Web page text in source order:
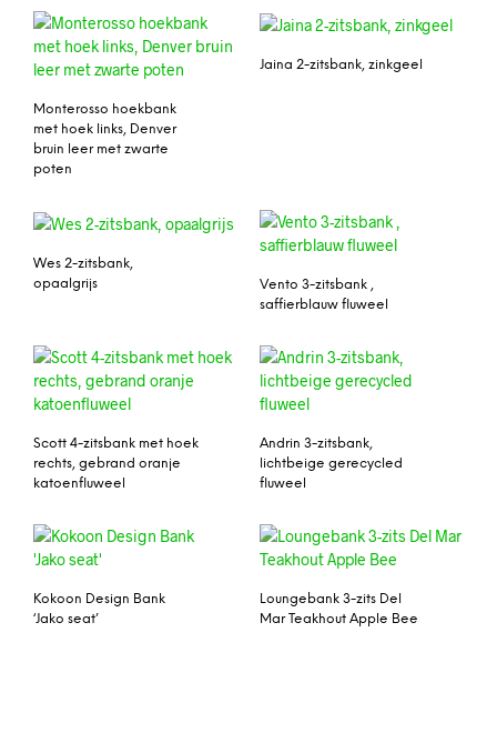
Monterosso hoekbank
met hoek links, Denver
bruin leer met zwarte
poten
Jaina 2-zitsbank, zinkgeel
Wes 2-zitsbank,
opaalgrijs
Vento 3-zitsbank ,
saffierblauw fluweel
Scott 4-zitsbank met hoek
rechts, gebrand oranje
katoenfluweel
Andrin 3-zitsbank,
lichtbeige gerecycled
fluweel
Kokoon Design Bank
‘Jako seat’
Loungebank 3-zits Del
Mar Teakhout Apple Bee